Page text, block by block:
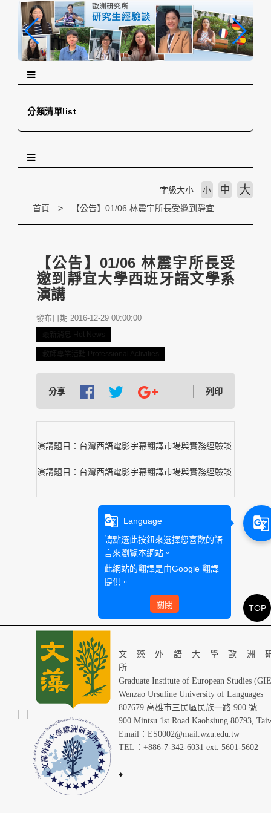
分類清單list
首頁
字級大小 小 中 大
【公告】01/06 林震宇所長受
邀到靜宜大學西班牙語文學系
演講
發布日期 2016-12-29 00:00:00
最新消息 Hot News
教師專業活動 Professional Activities
分享 列印
演講題目：台灣西語電影字幕翻譯市場與實務經驗談
演講題目：台灣西語電影字幕翻譯市場與實務經驗談
文藻外語大學歐洲
Graduate Institute of European Studies
Wenzao Ursuline University of Languages
807679 高雄市三民區民族一路 900 號
900 Mintsu 1st Road Kaohsiung 80793,
Email：ES0002@mail.wzu.edu.tw
TEL：+886-7-342-6031 ext. 5601-5602
♦
TOP
g_translate
Language
請點選此按鈕來選擇您喜歡的語
言來瀏覽本網站。
此網站的翻譯是由Google 翻譯
提供。
關閉
g_translate